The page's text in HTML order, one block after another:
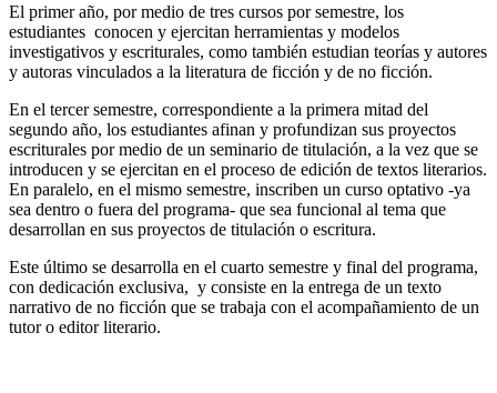
El primer año, por medio de tres cursos por semestre, los
estudiantes conocen y ejercitan herramientas y modelos
investigativos y escriturales, como también estudian teorías y autores
y autoras vinculados a la literatura de ficción y de no ficción.
En el tercer semestre, correspondiente a la primera mitad del
segundo año, los estudiantes afinan y profundizan sus proyectos
escriturales por medio de un seminario de titulación, a la vez que se
introducen y se ejercitan en el proceso de edición de textos literarios.
En paralelo, en el mismo semestre, inscriben un curso optativo -ya
sea dentro o fuera del programa- que sea funcional al tema que
desarrollan en sus proyectos de titulación o escritura.
Este último se desarrolla en el cuarto semestre y final del programa,
con dedicación exclusiva, y consiste en la entrega de un texto
narrativo de no ficción que se trabaja con el acompañamiento de un
tutor o editor literario.